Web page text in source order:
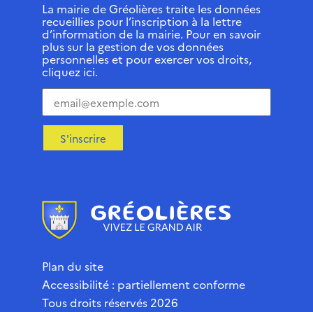
La mairie de Gréolières traite les données
recueillies pour l’inscription à la lettre
d’information de la mairie. Pour en savoir
plus sur la gestion de vos données
personnelles et pour exercer vos droits,
cliquez ici.
S'inscrire
Plan du site
Accessibilité : partiellement conforme
Tous droits réservés 2026